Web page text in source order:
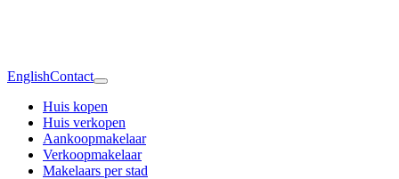
EnglishContact
Huis kopen
Huis verkopen
Aankoopmakelaar
Verkoopmakelaar
Makelaars per stad